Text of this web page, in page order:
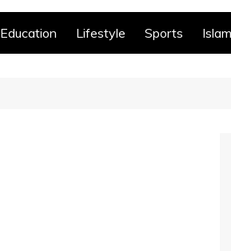
Education Lifestyle Sports